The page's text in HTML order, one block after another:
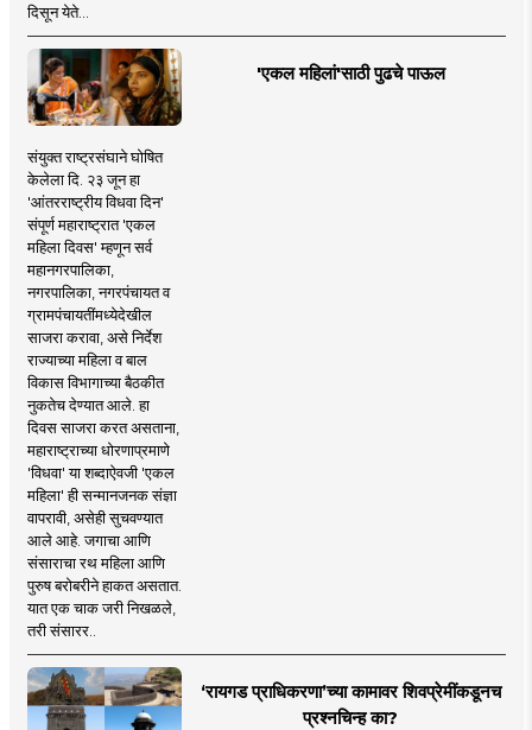
दिसून येते...
'एकल महिलां'साठी पुढचे पाऊल
संयुक्त राष्ट्रसंघाने घोषित
केलेला दि. २३ जून हा
'आंतरराष्ट्रीय विधवा दिन'
संपूर्ण महाराष्ट्रात 'एकल
महिला दिवस' म्हणून सर्व
महानगरपालिका,
नगरपालिका, नगरपंचायत व
ग्रामपंचायतींमध्येदेखील
साजरा करावा, असे निर्देश
राज्याच्या महिला व बाल
विकास विभागाच्या बैठकीत
नुकतेच देण्यात आले. हा
दिवस साजरा करत असताना,
महाराष्ट्राच्या धोरणाप्रमाणे
'विधवा' या शब्दाऐवजी 'एकल
महिला' ही सन्मानजनक संज्ञा
वापरावी, असेही सुचवण्यात
आले आहे. जगाचा आणि
संसाराचा रथ महिला आणि
पुरुष बरोबरीने हाकत असतात.
यात एक चाक जरी निखळले,
तरी संसारर..
‘रायगड प्राधिकरणा’च्या कामावर शिवप्रेमींकडूनच
प्रश्नचिन्ह का?